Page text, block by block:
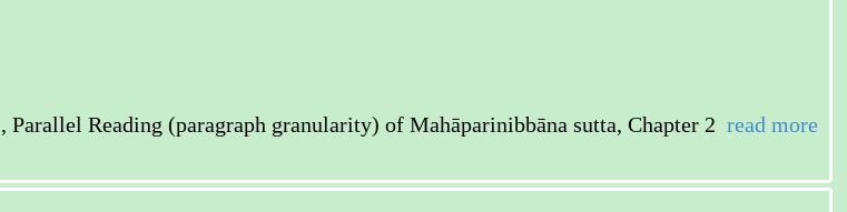
Reading (paragraph granularity) of Mahāparinibbāna sutta, Chapter 2 read more